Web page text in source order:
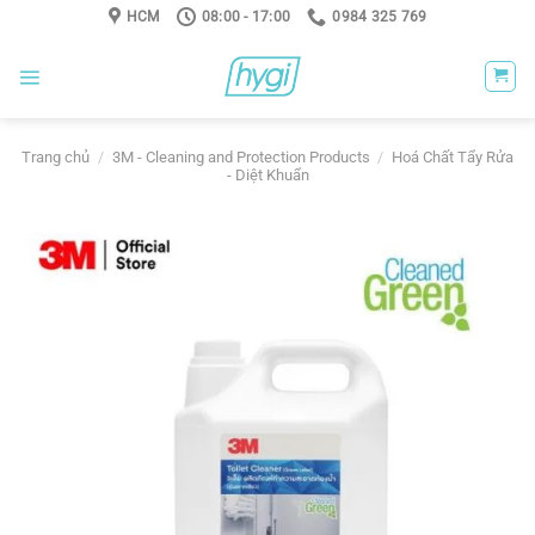
HCM 08:00 - 17:00 0984 325 769
Trang chủ / 3M - Cleaning and Protection Products / Hoá Chất Tẩy Rửa
- Diệt Khuẩn